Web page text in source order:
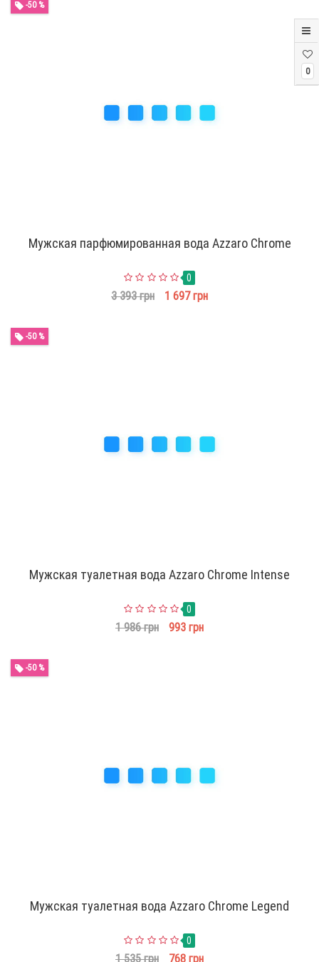
0
-50 %
Мужская парфюмированная вода Azzaro Chrome
0
3 393 грн 1 697 грн
-50 %
Мужская туалетная вода Azzaro Chrome Intense
0
1 986 грн 993 грн
-50 %
Мужская туалетная вода Azzaro Chrome Legend
0
1 535 грн 768 грн